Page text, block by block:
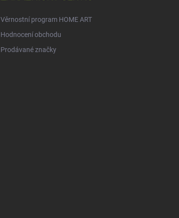
Věrnostní program HOME ART
Hodnocení obchodu
Prodávané značky